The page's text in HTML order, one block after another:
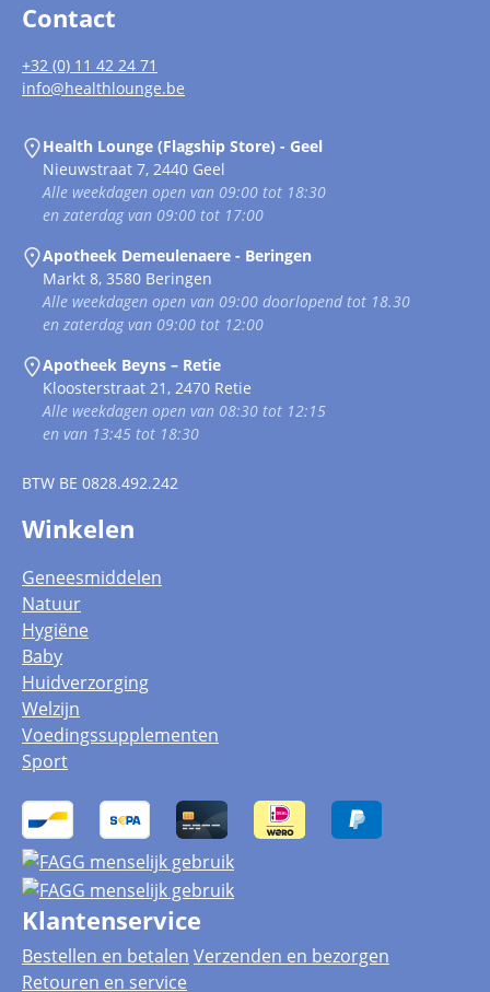
Contact
+32 (0) 11 42 24 71
info@healthlounge.be
Health Lounge (Flagship Store) - Geel
Nieuwstraat 7, 2440 Geel
Alle weekdagen open van 09:00 tot 18:30
en zaterdag van 09:00 tot 17:00
Apotheek Demeulenaere - Beringen
Markt 8, 3580 Beringen
Alle weekdagen open van 09:00 doorlopend tot 18.30
en zaterdag van 09:00 tot 12:00
Apotheek Beyns – Retie
Kloosterstraat 21, 2470 Retie
Alle weekdagen open van 08:30 tot 12:15
en van 13:45 tot 18:30
BTW BE 0828.492.242
Winkelen
Geneesmiddelen
Natuur
Hygiëne
Baby
Huidverzorging
Welzijn
Voedingssupplementen
Sport
Klantenservice
Bestellen en betalen Verzenden en bezorgen
Retouren en service